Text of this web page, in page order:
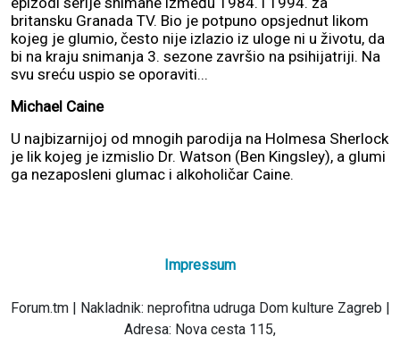
britansku Granada TV. Bio je potpuno opsjednut likom
kojeg je glumio, često nije izlazio iz uloge ni u životu, da
bi na kraju snimanja 3. sezone završio na psihijatriji. Na
svu sreću uspio se oporaviti...
Michael Caine
U najbizarnijoj od mnogih parodija na Holmesa Sherlock
je lik kojeg je izmislio Dr. Watson (Ben Kingsley), a glumi
ga nezaposleni glumac i alkoholičar Caine.
Impressum
Forum.tm | Nakladnik: neprofitna udruga Dom kulture Zagreb |
Adresa: Nova cesta 115,